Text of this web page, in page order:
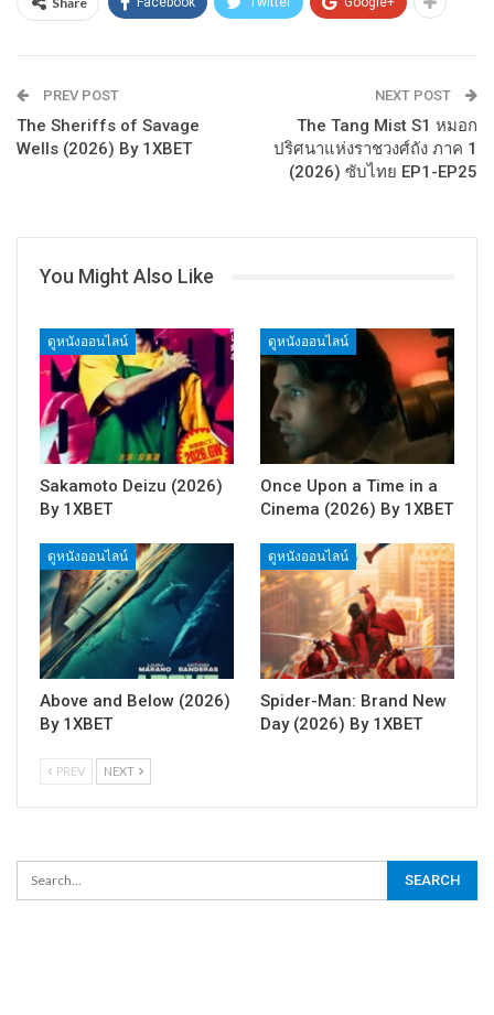
PREV POST
The Sheriffs of Savage
Wells (2026) By 1XBET
NEXT POST
The Tang Mist S1 หมอก
ปริศนาแห่งราชวงศ์ถัง ภาค 1
(2026) ซับไทย EP1-EP25
You Might Also Like
ดูหนังออนไลน์
Sakamoto Deizu (2026)
By 1XBET
ดูหนังออนไลน์
Once Upon a Time in a
Cinema (2026) By 1XBET
ดูหนังออนไลน์
Above and Below (2026)
By 1XBET
ดูหนังออนไลน์
Spider-Man: Brand New
Day (2026) By 1XBET
PREV NEXT